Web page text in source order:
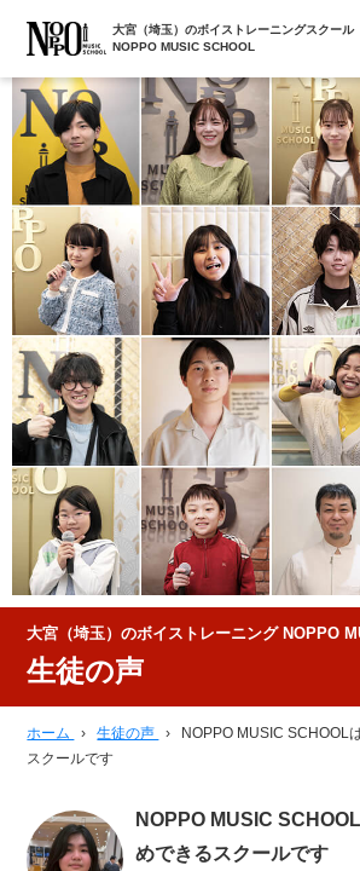
大宮（埼玉）のボイストレーニングスクール
NOPPO MUSIC SCHOOL
大宮（埼玉）のボイストレーニング NOPPO
生徒の声
ホーム › 生徒の声 ›
NOPPO MUSIC SCHOOL
スクールです
NOPPO MUSIC
めできるスクールです